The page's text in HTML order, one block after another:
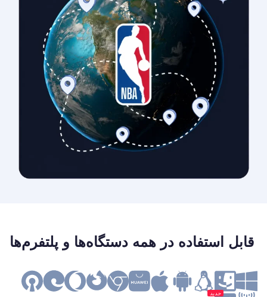
قابل استفاده در همه دستگاه‌ها و پلتفرم‌ها
جدید